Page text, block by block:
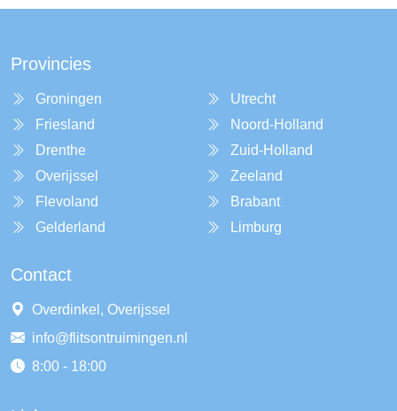
Provincies
Groningen
Friesland
Drenthe
Overijssel
Flevoland
Gelderland
Utrecht
Noord-Holland
Zuid-Holland
Zeeland
Brabant
Limburg
Contact
Overdinkel, Overijssel
info@flitsontruimingen.nl
8:00 - 18:00